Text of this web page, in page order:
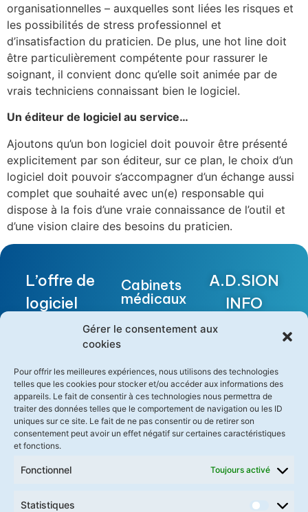
Gérer le consentement aux
cookies
Pour offrir les meilleures expériences, nous utilisons des technologies
telles que les cookies pour stocker et/ou accéder aux informations des
appareils. Le fait de consentir à ces technologies nous permettra de
traiter des données telles que le comportement de navigation ou les ID
uniques sur ce site. Le fait de ne pas consentir ou de retirer son
consentement peut avoir un effet négatif sur certaines caractéristiques
et fonctions.
Fonctionnel Toujours activé
Statistiques
organisationnelles – auxquelles sont liées les risques et
les possibilités de stress professionnel et
d’insatisfaction du praticien. De plus, une hot line doit
être particulièrement compétente pour rassurer le
soignant, il convient donc qu’elle soit animée par de
vrais techniciens connaissant bien le logiciel.
Un éditeur de logiciel au service…
Ajoutons qu’un bon logiciel doit pouvoir être présenté
explicitement par son éditeur, sur ce plan, le choix d’un
logiciel doit pouvoir s’accompagner d’un échange aussi
complet que souhaité avec un(e) responsable qui
dispose à la fois d’une vraie connaissance de l’outil et
d’une vision claire des besoins du praticien.
L’offre de
logiciel
médical la
pertinente
pour les
soignants
Demander
une démo
référencé
Cabinets
médicaux
Centres
Maisons
Médicales
Garde
A.D.SION
INFO
BUILDING
II
1280
Platanes